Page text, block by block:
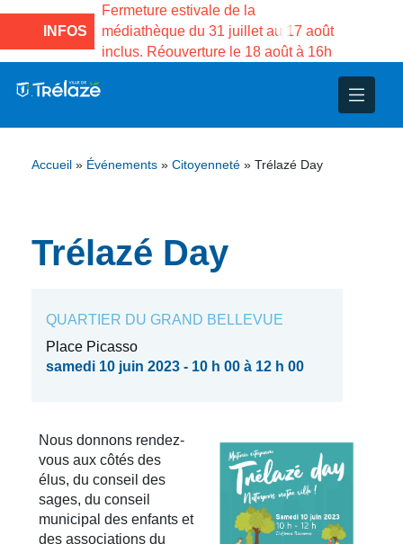
INFOS
la Maison des
de Gama du
Fermeture estivale de la
médiathèque du 31 juillet au 17 août
inclus. Réouverture le 18 août à 16h
Projets
Accueil » Événements » Citoyenneté » Trélazé Day
Trélazé Day
QUARTIER DU GRAND BELLEVUE
Place Picasso
samedi 10 juin 2023 - 10 h 00 à 12 h 00
Nous donnons rendez-
vous aux côtés des
élus, du conseil des
sages, du conseil
municipal des enfants et
des associations du